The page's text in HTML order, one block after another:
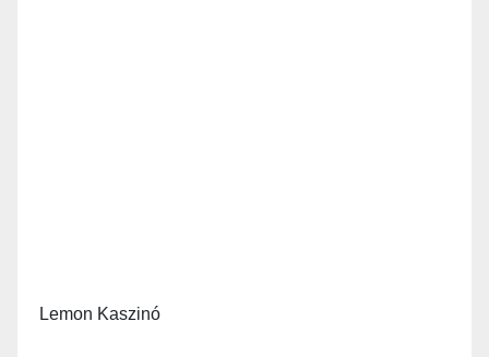
Lemon Kaszinó